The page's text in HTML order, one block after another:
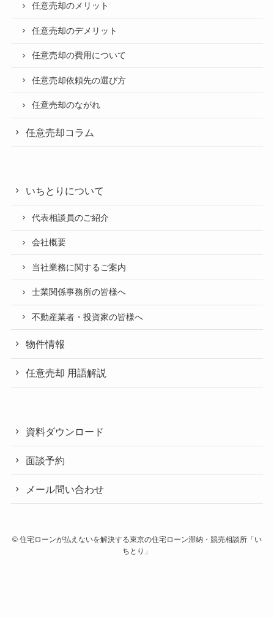
任意売却のメリット
任意売却のデメリット
任意売却の費用について
任意売却依頼先の選び方
任意売却のながれ
任意売却コラム
いちとりについて
代表相談員のご紹介
会社概要
当社業務に関するご案内
士業関係事務所の皆様へ
不動産業者・投資家の皆様へ
物件情報
任意売却 用語解説
資料ダウンロード
面談予約
メール問い合わせ
© 住宅ローンが払えないを解決する東京の住宅ローン滞納・競売相談所「い
ちとり」